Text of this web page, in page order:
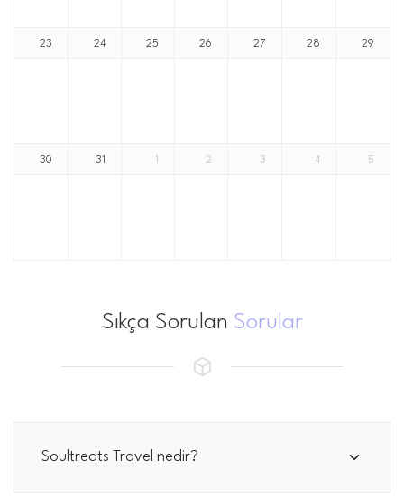
23 24 25 26 27 28 29
30 31 2 3 4 5
Sıkça Sorulan Sorular
Soultreats Travel nedir?